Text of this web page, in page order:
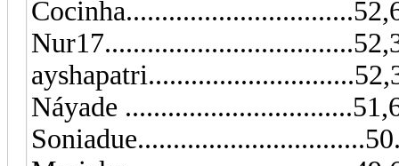
Náyade